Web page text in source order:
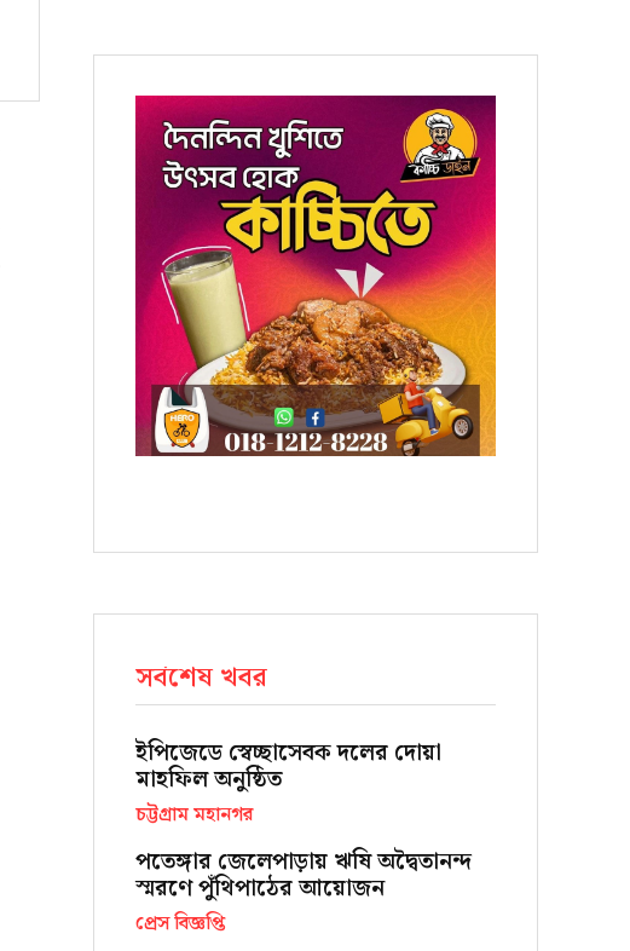
সর্বশেষ খবর
ইপিজেডে স্বেচ্ছাসেবক দলের দোয়া
মাহফিল অনুষ্ঠিত
চট্টগ্রাম মহানগর
পতেঙ্গার জেলেপাড়ায় ঋষি অদ্বৈতানন্দ
স্মরণে পুঁথিপাঠের আয়োজন
প্রেস বিজ্ঞপ্তি